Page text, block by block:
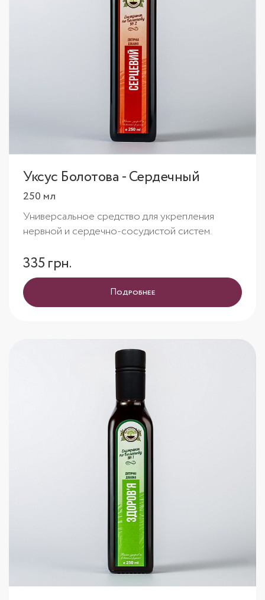
Уксус Болотова - Сердечный
250 мл
Универсальное средство для укрепления
нервной и сердечно-сосудистой систем.
335 грн.
Подробнее